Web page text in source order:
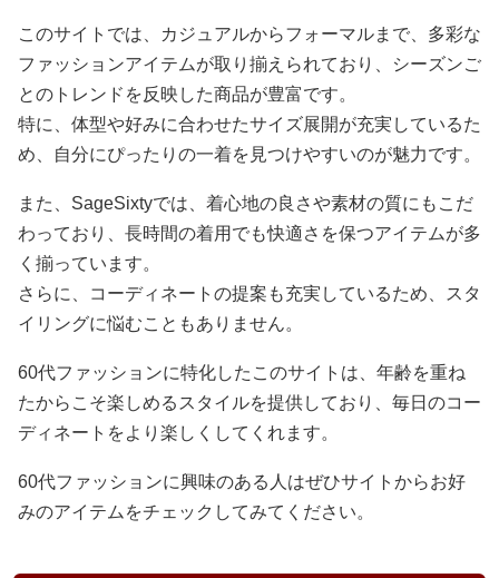
このサイトでは、カジュアルからフォーマルまで、多彩な
ファッションアイテムが取り揃えられており、シーズンご
とのトレンドを反映した商品が豊富です。
特に、体型や好みに合わせたサイズ展開が充実しているた
め、自分にぴったりの一着を見つけやすいのが魅力です。
また、SageSixtyでは、着心地の良さや素材の質にもこだ
わっており、長時間の着用でも快適さを保つアイテムが多
く揃っています。
さらに、コーディネートの提案も充実しているため、スタ
イリングに悩むこともありません。
60代ファッションに特化したこのサイトは、年齢を重ね
たからこそ楽しめるスタイルを提供しており、毎日のコー
ディネートをより楽しくしてくれます。
60代ファッションに興味のある人はぜひサイトからお好
みのアイテムをチェックしてみてください。